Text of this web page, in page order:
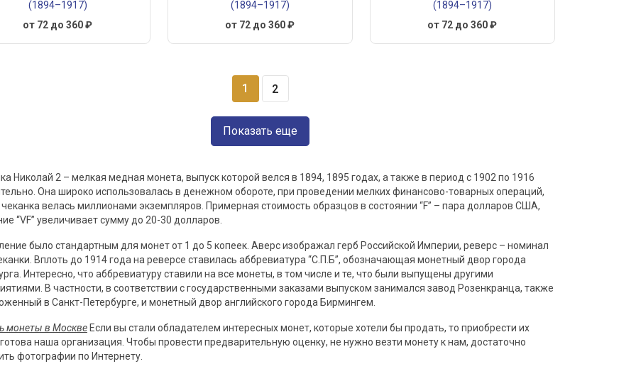
(1894–1917)
от 72 до 360 ₽
(1894–1917)
от 72 до 360 ₽
(1894–1917)
от 72 до 360 ₽
1 2
Показать еще
Николай 2 – мелкая медная монета, выпуск которой велся в 1894, 1895 годах, а также в период с 1902 по 1916
Она широко использовалась в денежном обороте, при проведении мелких финансово-товарных операций,
чеканка велась миллионами экземпляров. Примерная стоимость образцов в состоянии “F” – пара долларов США,
“VF” увеличивает сумму до 20-30 долларов.
было стандартным для монет от 1 до 5 копеек. Аверс изображал герб Российской Империи, реверс – номинал
Вплоть до 1914 года на реверсе ставилась аббревиатура “С.П.Б”, обозначающая монетный двор города
Интересно, что аббревиатуру ставили на все монеты, в том числе и те, что были выпущены другими
В частности, в соответствии с государственными заказами выпуском занимался завод Розенкранца, также
в Санкт-Петербурге, и монетный двор английского города Бирмингем.
монеты в Москве Если вы стали обладателем интересных монет, которые хотели бы продать, то приобрести их
наша организация. Чтобы провести предварительную оценку, не нужно везти монету к нам, достаточно
фотографии по Интернету.